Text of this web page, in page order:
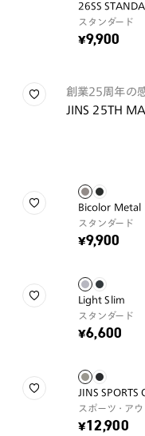
26SS
スタンダード
¥9,900
創業25周年の
JINS 25TH
Bicolor Metal
スタンダード
¥9,900
Light Slim
スタンダード
¥6,600
JINS SPORTS
スポーツ・ア
¥12,900